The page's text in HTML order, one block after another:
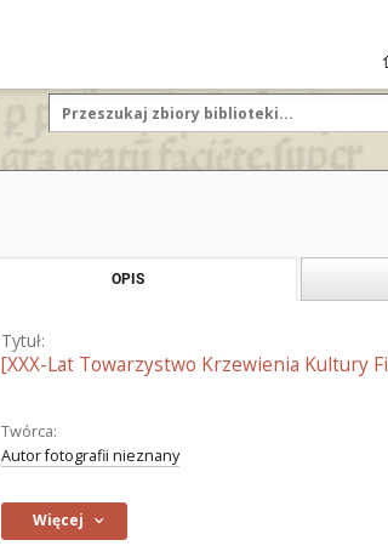
OPIS
Tytuł:
[XXX-Lat Towarzystwo Krzewienia Kultury
Twórca:
Autor fotografii nieznany
Więcej